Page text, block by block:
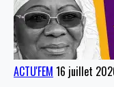
ACTU'FEM 16 juillet